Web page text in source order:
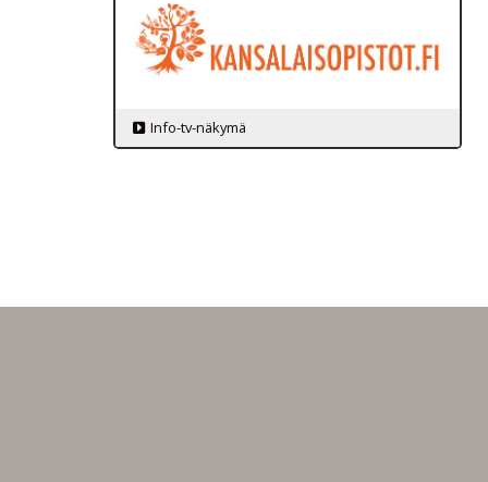
Info-tv-näkymä